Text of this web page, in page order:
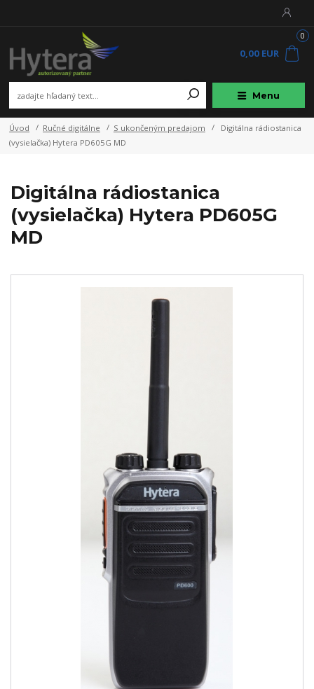
Menu
0
0,00 EUR
Úvod Ručné digitálne S ukončeným predajom
Digitálna rádiostanica
(vysielačka) Hytera PD605G MD
Digitálna rádiostanica
(vysielačka) Hytera PD605G
MD